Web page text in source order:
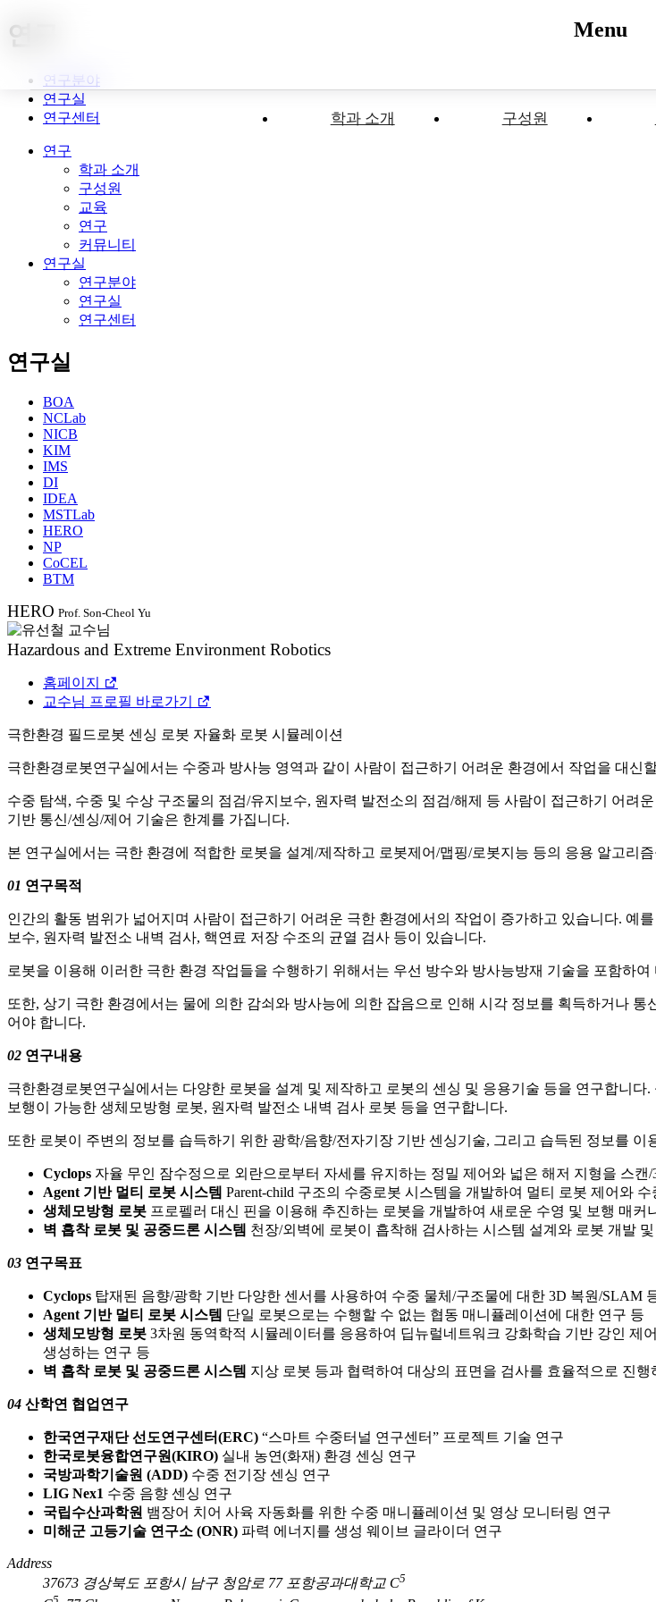
Menu
학과 소개 구성원
연구
연구분야
연구실
연구센터
연구
학과 소개
구성원
교육
연구
커뮤니티
연구실
연구분야
연구실
연구센터
연구실
BOA
NCLab
NICB
KIM
IMS
DI
IDEA
MSTLab
HERO
NP
CoCEL
BTM
HERO Prof. Son-Cheol Yu
Hazardous and Extreme Environment Robotics
홈페이지
교수님 프로필 바로가기
극한환경 필드로봇 센싱 로봇 자율화 로봇 시뮬레이션
극한환경로봇연구실에서는 수중과 방사능 영역과 같이 사람이 접근하기 어려운 환경에서 작업을 대신
수중 탐색, 수중 및 수상 구조물의 점검/유지보수, 원자력 발전소의 점검/해제 등 사람이 접근하기 어
기반 통신/센싱/제어 기술은 한계를 가집니다.
본 연구실에서는 극한 환경에 적합한 로봇을 설계/제작하고 로봇제어/맵핑/로봇지능 등의 응용 알고리
01 연구목적
인간의 활동 범위가 넓어지며 사람이 접근하기 어려운 극한 환경에서의 작업이 증가하고 있습니다. 예
보수, 원자력 발전소 내벽 검사, 핵연료 저장 수조의 균열 검사 등이 있습니다.
로봇을 이용해 이러한 극한 환경 작업들을 수행하기 위해서는 우선 방수와 방사능방재 기술을 포함하
또한, 상기 극한 환경에서는 물에 의한 감쇠와 방사능에 의한 잡음으로 인해 시각 정보를 획득하거나
어야 합니다.
02 연구내용
극한환경로봇연구실에서는 다양한 로봇을 설계 및 제작하고 로봇의 센싱 및 응용기술 등을 연구합니
보행이 가능한 생체모방형 로봇, 원자력 발전소 내벽 검사 로봇 등을 연구합니다.
또한 로봇이 주변의 정보를 습득하기 위한 광학/음향/전자기장 기반 센싱기술, 그리고 습득된 정보를 이
Cyclops 자율 무인 잠수정으로 외란으로부터 자세를 유지하는 정밀 제어와 넓은 해저 지형을 스캔
Agent 기반 멀티 로봇 시스템 Parent-child 구조의 수중로봇 시스템을 개발하여 멀티 로봇 제어와
생체모방형 로봇 프로펠러 대신 핀을 이용해 추진하는 로봇을 개발하여 새로운 수영 및 보행 매커
벽 흡착 로봇 및 공중드론 시스템 천장/외벽에 로봇이 흡착해 검사하는 시스템 설계와 로봇 개발
03 연구목표
Cyclops 탑재된 음향/광학 기반 다양한 센서를 사용하여 수중 물체/구조물에 대한 3D 복원/SLAM
Agent 기반 멀티 로봇 시스템 단일 로봇으로는 수행할 수 없는 협동 매니퓰레이션에 대한 연구 등
생체모방형 로봇 3차원 동역학적 시뮬레이터를 응용하여 딥뉴럴네트워크 강화학습 기반 강인
생성하는 연구 등
벽 흡착 로봇 및 공중드론 시스템 지상 로봇 등과 협력하여 대상의 표면을 검사를 효율적으로 진
04 산학연 협업연구
한국연구재단 선도연구센터(ERC) “스마트 수중터널 연구센터” 프로젝트 기술 연구
한국로봇융합연구원(KIRO) 실내 농연(화재) 환경 센싱 연구
국방과학기술원 (ADD) 수중 전기장 센싱 연구
LIG Nex1 수중 음향 센싱 연구
국립수산과학원 뱀장어 치어 사육 자동화를 위한 수중 매니퓰레이션 및 영상 모니터링 연구
미해군 고등기술 연구소 (ONR) 파력 에너지를 생성 웨이브 글라이더 연구
Address
37673 경상북도 포항시 남구 청암로 77 포항공과대학교 C5